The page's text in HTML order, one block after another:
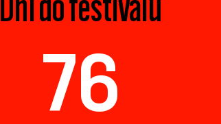
76